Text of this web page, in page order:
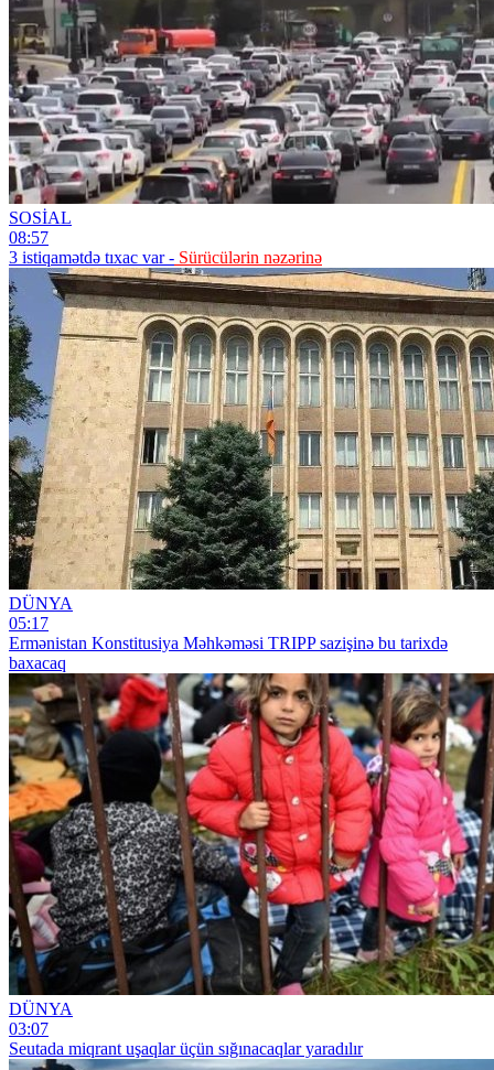
SOSİAL
08:57
3 istiqamətdə tıxac var - Sürücülərin nəzərinə
DÜNYA
05:17
Ermənistan Konstitusiya Məhkəməsi TRIPP sazişinə bu tarixdə
baxacaq
DÜNYA
03:07
Seutada miqrant uşaqlar üçün sığınacaqlar yaradılır